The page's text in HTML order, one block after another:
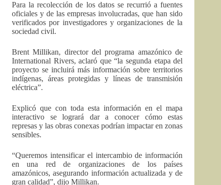
Para la recolección de los datos se recurrió a fuentes
oficiales y de las empresas involucradas, que han sido
verificados por investigadores y organizaciones de la
sociedad civil.
Brent Millikan, director del programa amazónico de
International Rivers, aclaró que “la segunda etapa del
proyecto se incluirá más información sobre territorios
indígenas, áreas protegidas y líneas de transmisión
eléctrica”.
Explicó que con toda esta información en el mapa
interactivo se logrará dar a conocer cómo estas
represas y las obras conexas podrían impactar en zonas
sensibles.
“Queremos intensificar el intercambio de información
en una red de organizaciones de los países
amazónicos, asegurando información actualizada y de
gran calidad”, dijo Millikan.